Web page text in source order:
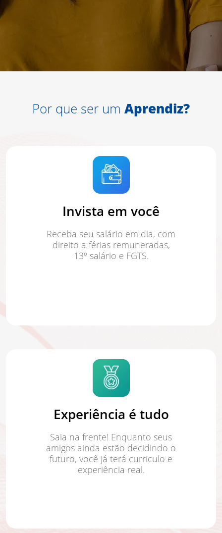
Por que ser um Aprendiz?
Invista em você
Receba seu salário em dia, com
direito a férias remuneradas,
13º salário e FGTS.
Experiência é tudo
Saia na frente! Enquanto seus
amigos ainda estão decidindo o
futuro, você já terá curriculo e
experiência real.